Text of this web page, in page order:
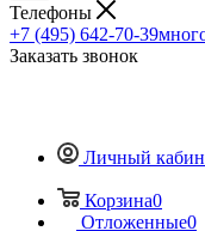
Телефоны
+7 (495) 642-70-39
Заказать звонок
Личный
Корзина0
Отложенные0